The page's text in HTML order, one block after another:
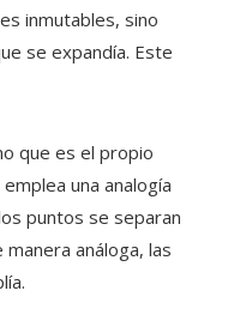
inmutables, sino
se expandía. Este
que es el propio
una analogía
puntos se separan
análoga, las